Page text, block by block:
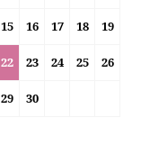
15 16 17 18 19
22 23 24 25 26
29 30